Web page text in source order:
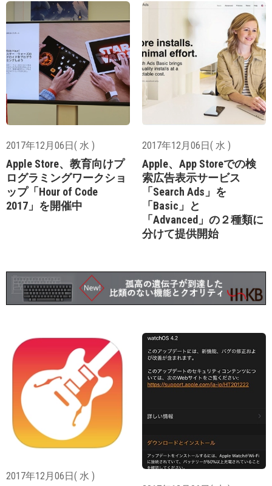
2017年12月06日( 水 )
Apple Store、教育向けプ
ログラミングワークショ
ップ「Hour of Code
2017」を開催中
2017年12月06日( 水 )
Apple、App Storeでの検
索広告表示サービス
「Search Ads」を
「Basic」と
「Advanced」の２種類に
分けて提供開始
2017年12月06日( 水 )